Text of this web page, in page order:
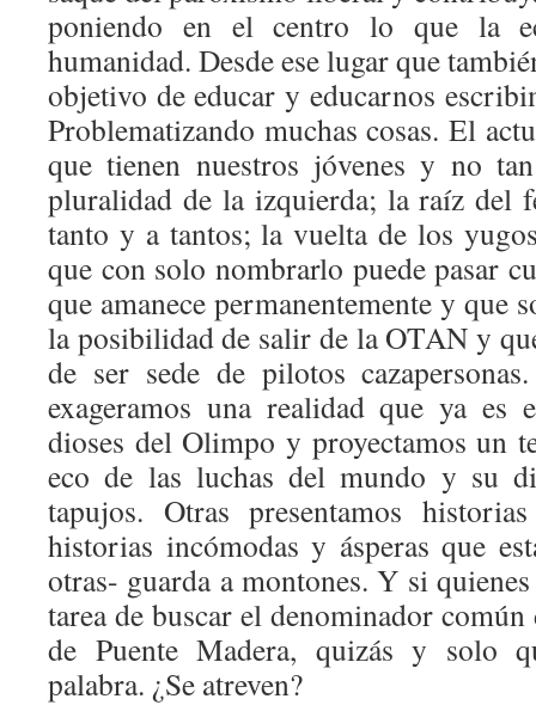
poniendo en el centro lo que la
humanidad. Desde ese lugar que
objetivo de educar y educarnos
Problematizando muchas cosas. El
que tienen nuestros jóvenes y no
pluralidad de la izquierda; la raíz del
tanto y a tantos; la vuelta de los
que con solo nombrarlo puede pasar
que amanece permanentemente y que
la posibilidad de salir de la OTAN y
de ser sede de pilotos
exageramos una realidad que ya
dioses del Olimpo y proyectamos un
eco de las luchas del mundo y su
tapujos. Otras presentamos
historias incómodas y ásperas que
otras- guarda a montones. Y si
tarea de buscar el denominador común
de Puente Madera, quizás y solo
palabra. ¿Se atreven?